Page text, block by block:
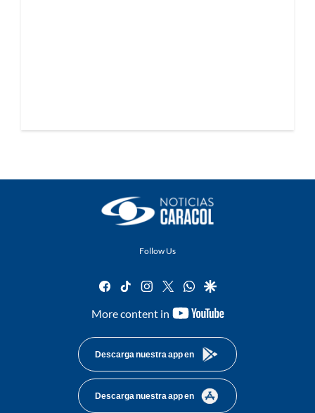
Follow Us
facebook
tiktok instagram
twitterwhatsapp
google
More content in
youtube-
Descarga nuestra app en
Descarga nuestra app en